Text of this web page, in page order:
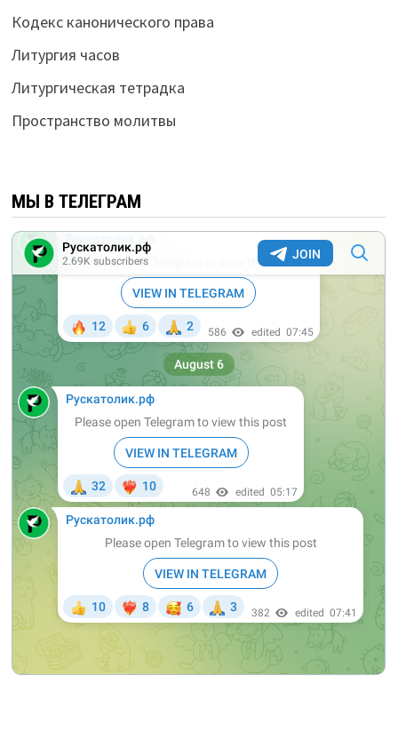
Кодекс канонического права
Литургия часов
Литургическая тетрадка
Пространство молитвы
МЫ В ТЕЛЕГРАМ